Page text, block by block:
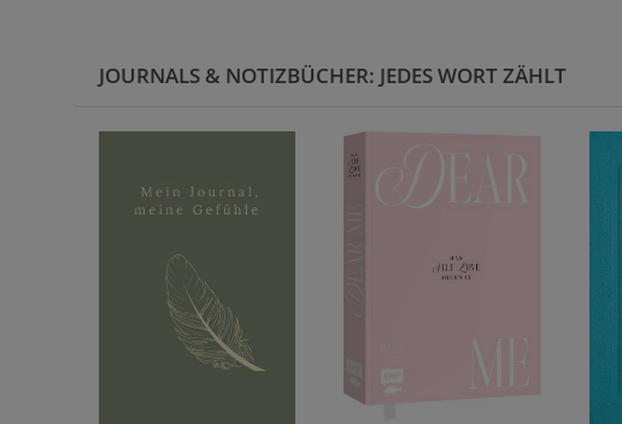
JOURNALS & NOTIZBÜCHER: JEDES WORT ZÄHLT